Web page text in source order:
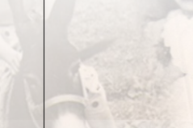
повторилась только
и чириканье… А вот —
протикали ходики, и раз
пружинка — тоже ведь
какая птаха, надо ж!
Вот так, вот так… Па-ра-